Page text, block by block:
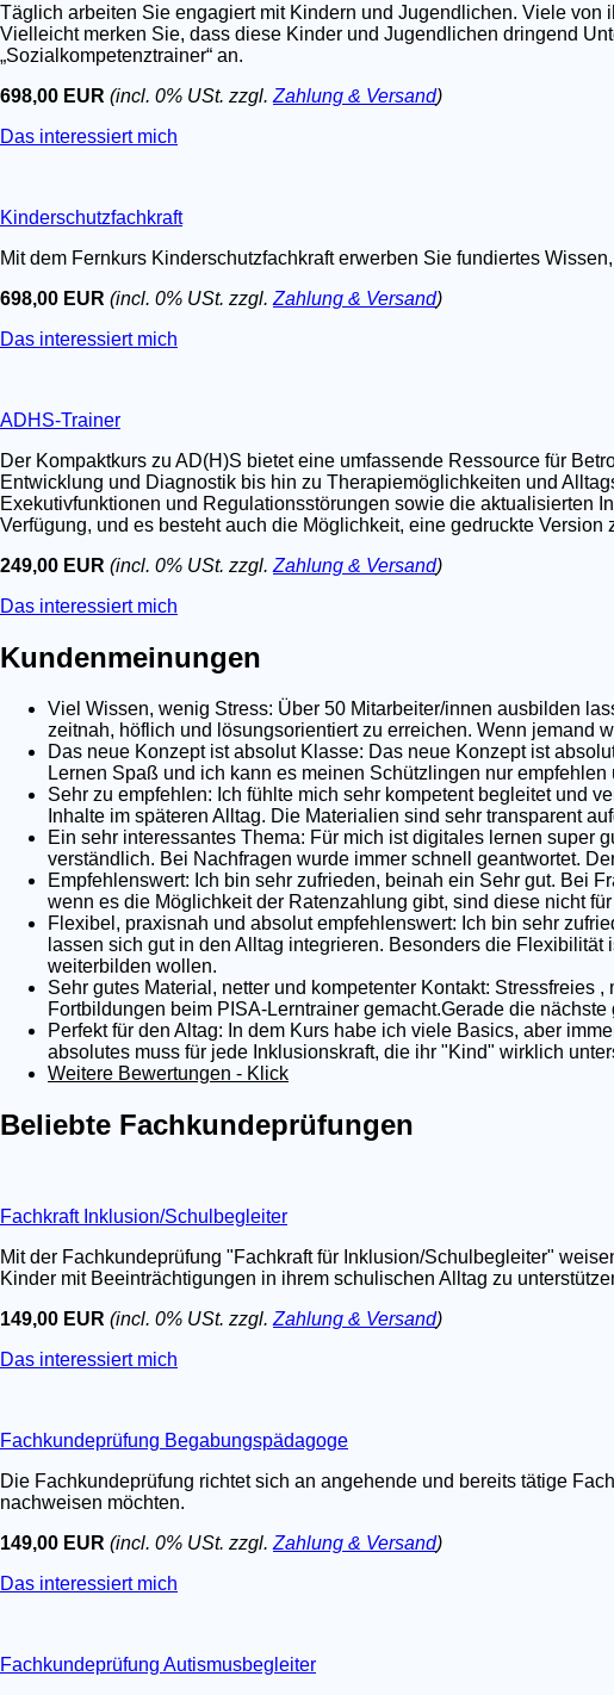
Täglich arbeiten Sie engagiert mit Kindern und Jugendlichen. Viele
Vielleicht merken Sie, dass diese Kinder und Jugendlichen dringend
„Sozialkompetenztrainer“ an.
698,00 EUR (incl. 0% USt. zzgl. Zahlung & Versand)
Das interessiert mich
Kinderschutzfachkraft
Mit dem Fernkurs Kinderschutzfachkraft erwerben Sie fundiertes
698,00 EUR (incl. 0% USt. zzgl. Zahlung & Versand)
Das interessiert mich
ADHS-Trainer
Der Kompaktkurs zu AD(H)S bietet eine umfassende Ressource für
Entwicklung und Diagnostik bis hin zu Therapiemöglichkeiten und
Exekutivfunktionen und Regulationsstörungen sowie die aktualisierten
Verfügung, und es besteht auch die Möglichkeit, eine gedruckte Version
249,00 EUR (incl. 0% USt. zzgl. Zahlung & Versand)
Das interessiert mich
Kundenmeinungen
Viel Wissen, wenig Stress: Über 50 Mitarbeiter/innen ausbilden
zeitnah, höflich und lösungsorientiert zu erreichen. Wenn jemand
Das neue Konzept ist absolut Klasse: Das neue Konzept ist
Lernen Spaß und ich kann es meinen Schützlingen nur
Sehr zu empfehlen: Ich fühlte mich sehr kompetent begleitet und
Inhalte im späteren Alltag. Die Materialien sind sehr transparent
Ein sehr interessantes Thema: Für mich ist digitales lernen super
verständlich. Bei Nachfragen wurde immer schnell geantwortet.
Empfehlenswert: Ich bin sehr zufrieden, beinah ein Sehr gut. Bei
wenn es die Möglichkeit der Ratenzahlung gibt, sind diese nicht
Flexibel, praxisnah und absolut empfehlenswert: Ich bin sehr
lassen sich gut in den Alltag integrieren. Besonders die
weiterbilden wollen.
Sehr gutes Material, netter und kompetenter Kontakt:
Fortbildungen beim PISA-Lerntrainer gemacht.Gerade die
Perfekt für den Altag: In dem Kurs habe ich viele Basics, aber
absolutes muss für jede Inklusionskraft, die ihr "Kind" wirklich
Weitere Bewertungen - Klick
Beliebte Fachkundeprüfungen
Fachkraft Inklusion/Schulbegleiter
Mit der Fachkundeprüfung "Fachkraft für Inklusion/Schulbegleiter"
Kinder mit Beeinträchtigungen in ihrem schulischen Alltag zu
149,00 EUR (incl. 0% USt. zzgl. Zahlung & Versand)
Das interessiert mich
Fachkundeprüfung Begabungspädagoge
Die Fachkundeprüfung richtet sich an angehende und bereits tätige
nachweisen möchten.
149,00 EUR (incl. 0% USt. zzgl. Zahlung & Versand)
Das interessiert mich
Fachkundeprüfung Autismusbegleiter